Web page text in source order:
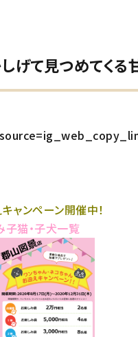
げて見つめてくる
ャンペーン開催中！
子猫・子犬一覧